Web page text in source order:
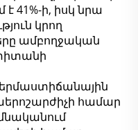
41%-ի, իսկ նրա
կրող
ամբողջական
համար